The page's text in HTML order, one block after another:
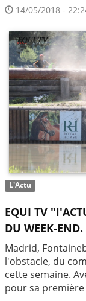
14/05/2018 -
L'Actu
EQUI TV
DU WEEK-END.
Madrid,
l'obstacle, du
cette semaine.
pour sa